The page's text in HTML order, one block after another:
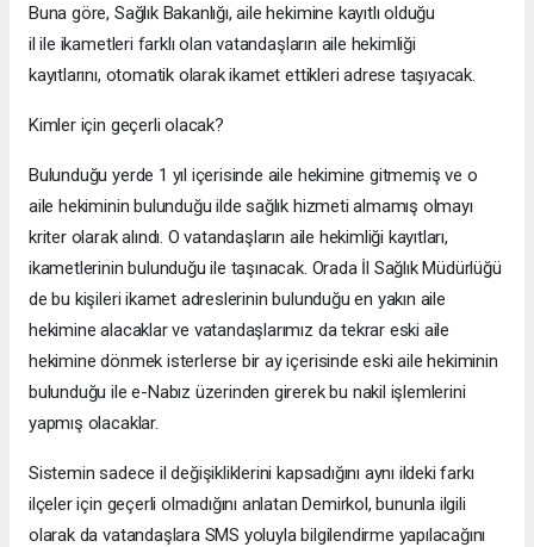
Buna göre, Sağlık Bakanlığı, aile hekimine kayıtlı olduğu
il ile ikametleri farklı olan vatandaşların aile hekimliği
kayıtlarını, otomatik olarak ikamet ettikleri adrese taşıyacak.
Kimler için geçerli olacak?
Bulunduğu yerde 1 yıl içerisinde aile hekimine gitmemiş ve o
aile hekiminin bulunduğu ilde sağlık hizmeti almamış olmayı
kriter olarak alındı. O vatandaşların aile hekimliği kayıtları,
ikametlerinin bulunduğu ile taşınacak. Orada İl Sağlık Müdürlüğü
de bu kişileri ikamet adreslerinin bulunduğu en yakın aile
hekimine alacaklar ve vatandaşlarımız da tekrar eski aile
hekimine dönmek isterlerse bir ay içerisinde eski aile hekiminin
bulunduğu ile e-Nabız üzerinden girerek bu nakil işlemlerini
yapmış olacaklar.
Sistemin sadece il değişikliklerini kapsadığını aynı ildeki farkı
ilçeler için geçerli olmadığını anlatan Demirkol, bununla ilgili
olarak da vatandaşlara SMS yoluyla bilgilendirme yapılacağını